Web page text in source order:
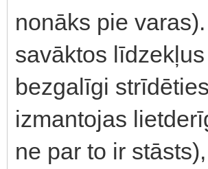
nonāks pie
savāktos
bezgalīgi
izmantojas
ne par to ir